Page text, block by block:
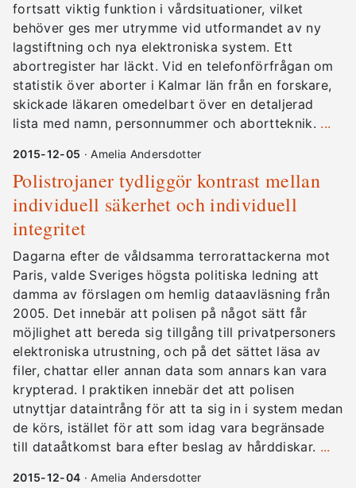
fortsatt viktig funktion i vårdsituationer, vilket
behöver ges mer utrymme vid utformandet av ny
lagstiftning och nya elektroniska system. Ett
abortregister har läckt. Vid en telefonförfrågan om
statistik över aborter i Kalmar län från en forskare,
skickade läkaren omedelbart över en detaljerad
lista med namn, personnummer och abortteknik. ...
2015-12-05 · Amelia Andersdotter
Polistrojaner tydliggör kontrast mellan
individuell säkerhet och individuell
integritet
Dagarna efter de våldsamma terrorattackerna mot
Paris, valde Sveriges högsta politiska ledning att
damma av förslagen om hemlig dataavläsning från
2005. Det innebär att polisen på något sätt får
möjlighet att bereda sig tillgång till privatpersoners
elektroniska utrustning, och på det sättet läsa av
filer, chattar eller annan data som annars kan vara
krypterad. I praktiken innebär det att polisen
utnyttjar dataintrång för att ta sig in i system medan
de körs, istället för att som idag vara begränsade
till dataåtkomst bara efter beslag av hårddiskar. ...
2015-12-04 · Amelia Andersdotter